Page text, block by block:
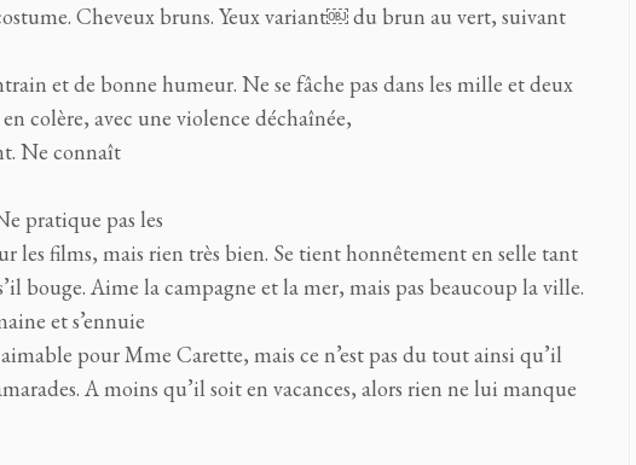
Cheveux bruns. Yeux variant￼ du brun au vert, suivant
et de bonne humeur. Ne se fâche pas dans les mille et deux
colère, avec une violence déchaînée,
Ne connaît
pratique pas les
films, mais rien très bien. Se tient honnêtement en selle tant
bouge. Aime la campagne et la mer, mais pas beaucoup la ville.
et s’ennuie
pour Mme Carette, mais ce n’est pas du tout ainsi qu’il
A moins qu’il soit en vacances, alors rien ne lui manque